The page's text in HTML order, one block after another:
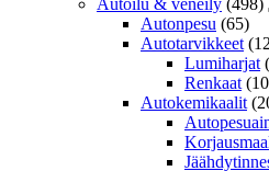
Autoilu & veneily (498)
Autonpesu (65)
Autotarvikkeet
Lumiharjat
Renkaat
Autokemikaalit